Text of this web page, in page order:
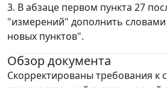
3. В абзаце первом пункта 27
"измерений" дополнить
новых пунктов".
Обзор документа
Скорректированы требования к